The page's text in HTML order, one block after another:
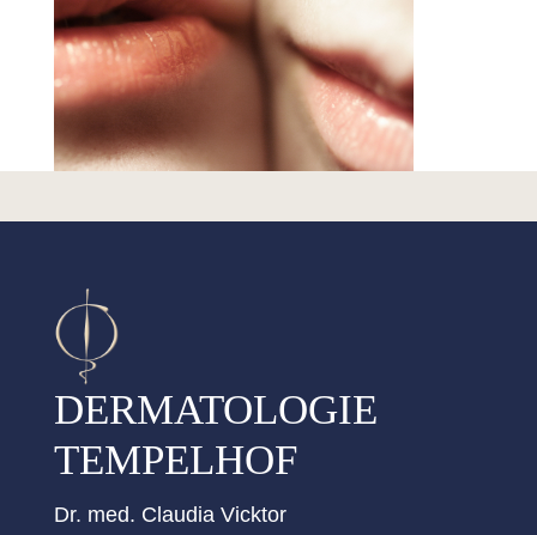
DERMATOLOGIE
TEMPELHOF
Dr. med. Claudia Vicktor